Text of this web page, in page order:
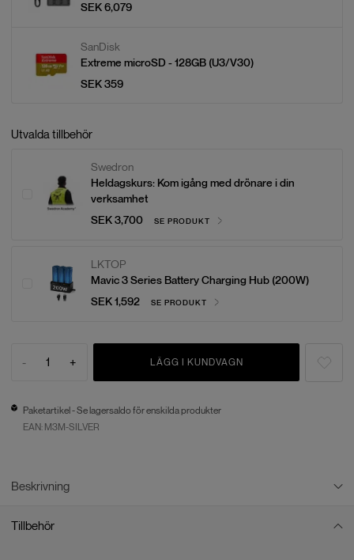
SEK 6,079
SanDisk
Extreme microSD - 128GB (U3/V30)
SEK 359
Utvalda tillbehör
Swedron
Heldagskurs: Kom igång med drönare i din
verksamhet
SEK 3,700
SE PRODUKT
LKTOP
Mavic 3 Series Battery Charging Hub (200W)
SEK 1,592
SE PRODUKT
- 1 + LÄGG I KUNDVAGN
Paketartikel - Se lagersaldo för enskilda produkter
EAN: M3M-SILVER
Beskrivning
Tillbehör